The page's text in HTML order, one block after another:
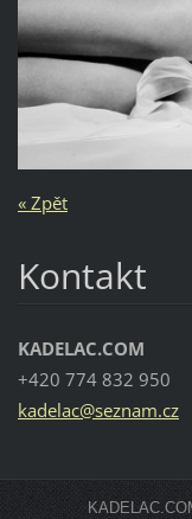
« Zpět
Kontakt
KADELAC.COM
+420 774 832 950
kadelac@seznam.cz